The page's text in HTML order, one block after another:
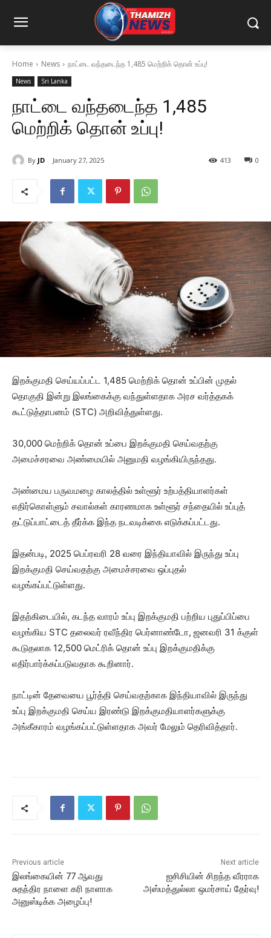
Home News நாட்டை வந்தடைந்த 1,485 மெற்றிக் தொன் உப்பு!
News Sri Lanka
நாட்டை வந்தடைந்த 1,485
மெற்றிக் தொன் உப்பு!
By JD January 27, 2025 0
413
இறக்குமதி செய்யப்பட்ட 1,485 மெற்றிக் தொன் உப்பின் முதல்
தொகுதி இன்று இலங்கைக்கு வந்துள்ளதாக அரச வர்த்தகக்
கூட்டுத்தாபனம் (STC) அறிவித்துள்ளது.
30,000 மெற்றிக் தொன் உப்பை இறக்குமதி செய்வதற்கு
அமைச்சரவை அண்மையில் அனுமதி வழங்கியிருந்தது.
அண்மைய பருவமழை காலத்தில் உள்ளூர் உற்பத்தியாளர்கள்
எதிர்கொள்ளும் சவால்கள் காரணமாக உள்ளூர் சந்தையில் உப்புத்
தட்டுப்பாட்டைத் தீர்க்க இந்த நடவடிக்கை எடுக்கப்பட்டது.
இதன்படி, 2025 பெப்ரவரி 28 வரை இந்தியாவில் இருந்து உப்பு
இறக்குமதி செய்வதற்கு அமைச்சரவை ஒப்புதல்
வழங்கப்பட்டுள்ளது.
இதற்கிடையில், கடந்த வாரம் உப்பு இறக்குமதி பற்றிய புதுப்பிப்பை
வழங்கிய STC தலைவர் ரவீந்திர பெர்னாண்டோ, ஜனவரி 31 க்குள்
கூடுதலாக 12,500 மெட்ரிக் தொன் உப்பு இறக்குமதிக்கு
எதிர்பார்க்கப்படுவதாக கூறினார்.
நாட்டின் தேவையை பூர்த்தி செய்வதற்காக இந்தியாவில் இருந்து
உப்பு இறக்குமதி செய்ய இரண்டு இறக்குமதியாளர்களுக்கு
அங்கீகாரம் வழங்கப்பட்டுள்ளதாக அவர் மேலும் தெரிவித்தார்.
Previous article
இலங்கையின் 77 ஆவது
சுதந்திர நாளை கரி நாளாக
அனுஸ்டிக்க அழைப்பு!
Next article
ஐசிசியின் சிறந்த வீரராக
அஸ்மத்துல்லா ஒமர்சாய் தேர்வு!